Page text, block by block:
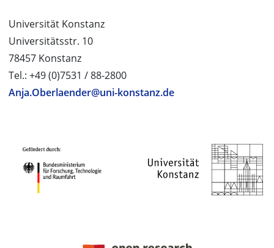
Universität Konstanz
Universitätsstr. 10
78457 Konstanz
Tel.: +49 (0)7531 / 88-2800
Anja.Oberlaender@uni-konstanz.de